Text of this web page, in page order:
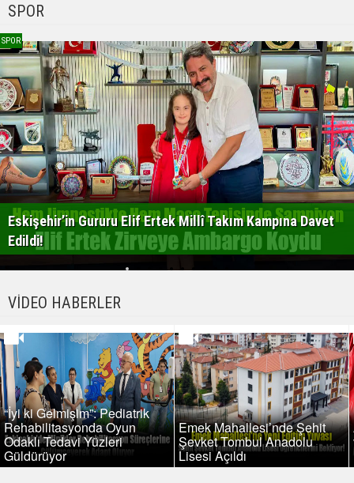
SPOR
SPOR
Eskişehir’in Gururu Elif Ertek Millî Takım Kampına Davet
Edildi!
VİDEO HABERLER
“İyi ki Gelmişim”: Pediatrik
Rehabilitasyonda Oyun
Odaklı Tedavi Yüzleri
Güldürüyor
Emek Mahallesi’nde Şehit
Şevket Tombul Anadolu
Lisesi Açıldı